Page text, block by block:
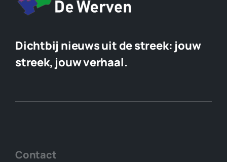
Dichtbij nieuws uit de streek: jouw
streek, jouw verhaal.
Contact